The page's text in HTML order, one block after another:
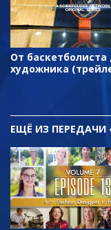
От баскетболиста
художника
ЕЩЁ ИЗ ПЕРЕДАЧИ